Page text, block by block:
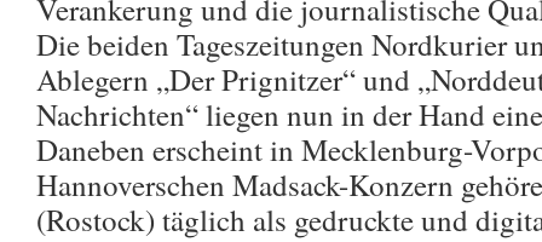
Verankerung und die journalistische
Die beiden Tageszeitungen Nordkurier
Ablegern „Der Prignitzer“ und
Nachrichten“ liegen nun in der Hand
Daneben erscheint in Mecklenburg-
Hannoverschen Madsack-Konzern
(Rostock) täglich als gedruckte und